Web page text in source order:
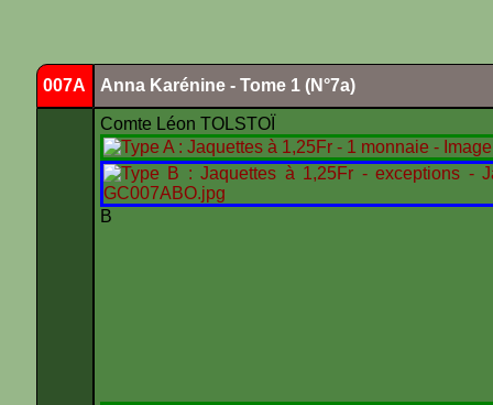
007A Anna Karénine - Tome 1 (N°7a)
Comte Léon TOLSTOÏ
B